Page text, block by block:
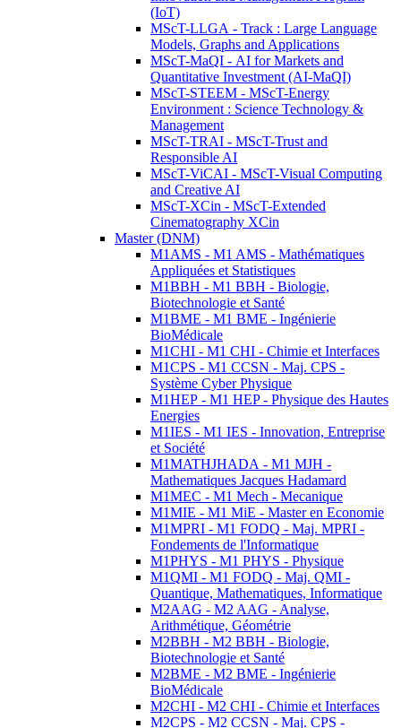
(IoT)
MScT-LLGA - Track : Large Language
Models, Graphs and Applications
MScT-MaQI - AI for Markets and
Quantitative Investment (AI-MaQI)
MScT-STEEM - MScT-Energy
Environment : Science Technology &
Management
MScT-TRAI - MScT-Trust and
Responsible AI
MScT-ViCAI - MScT-Visual Computing
and Creative AI
MScT-XCin - MScT-Extended
Cinematography XCin
Master (DNM)
M1AMS - M1 AMS - Mathématiques
Appliquées et Statistiques
M1BBH - M1 BBH - Biologie,
Biotechnologie et Santé
M1BME - M1 BME - Ingénierie
BioMédicale
M1CHI - M1 CHI - Chimie et Interfaces
M1CPS - M1 CCSN - Maj. CPS -
Système Cyber Physique
M1HEP - M1 HEP - Physique des Hautes
Energies
M1IES - M1 IES - Innovation, Entreprise
et Société
M1MATHJHADA - M1 MJH -
Mathematiques Jacques Hadamard
M1MEC - M1 Mech - Mecanique
M1MIE - M1 MiE - Master en Economie
M1MPRI - M1 FODQ - Maj. MPRI -
Fondements de l'Informatique
M1PHYS - M1 PHYS - Physique
M1QMI - M1 FODQ - Maj. QMI -
Quantique, Mathematiques, Informatique
M2AAG - M2 AAG - Analyse,
Arithmétique, Géométrie
M2BBH - M2 BBH - Biologie,
Biotechnologie et Santé
M2BME - M2 BME - Ingénierie
BioMédicale
M2CHI - M2 CHI - Chimie et Interfaces
M2CPS - M2 CCSN - Maj. CPS -